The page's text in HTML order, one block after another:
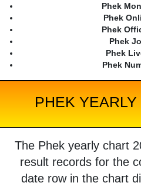
Phek
Phek
Phek
Phek
Phek
Phek
PHEK
The Phek yearly chart
result records for the
date row in the chart